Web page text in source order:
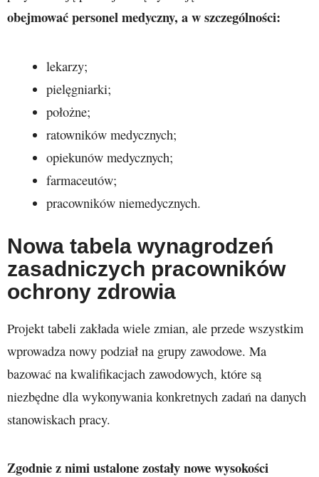
obejmować personel medyczny, a w szczególności:
lekarzy;
pielęgniarki;
położne;
ratowników medycznych;
opiekunów medycznych;
farmaceutów;
pracowników niemedycznych.
Nowa tabela wynagrodzeń
zasadniczych pracowników
ochrony zdrowia
Projekt tabeli zakłada wiele zmian, ale przede wszystkim
wprowadza nowy podział na grupy zawodowe. Ma
bazować na kwalifikacjach zawodowych, które są
niezbędne dla wykonywania konkretnych zadań na danych
stanowiskach pracy.
Zgodnie z nimi ustalone zostały nowe wysokości